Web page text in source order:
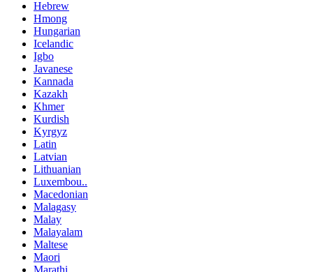
Hebrew
Hmong
Hungarian
Icelandic
Igbo
Javanese
Kannada
Kazakh
Khmer
Kurdish
Kyrgyz
Latin
Latvian
Lithuanian
Luxembou..
Macedonian
Malagasy
Malay
Malayalam
Maltese
Maori
Marathi